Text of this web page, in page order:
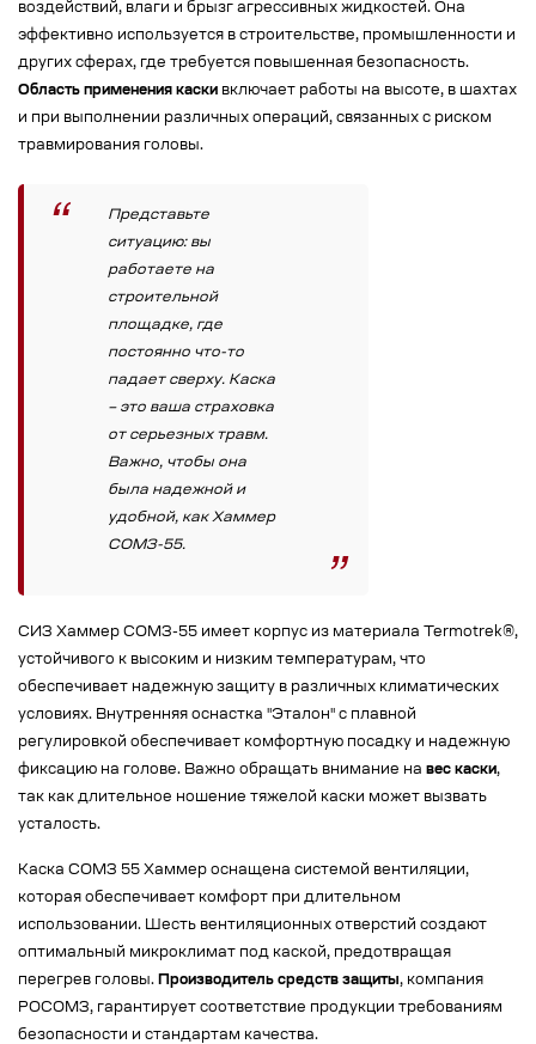
воздействий, влаги и брызг агрессивных жидкостей. Она
эффективно используется в строительстве, промышленности и
других сферах, где требуется повышенная безопасность.
Область применения каски включает работы на высоте, в шахтах
и при выполнении различных операций, связанных с риском
травмирования головы.
Представьте
ситуацию: вы
работаете на
строительной
площадке, где
постоянно что-то
падает сверху. Каска
– это ваша страховка
от серьезных травм.
Важно, чтобы она
была надежной и
удобной, как Хаммер
СОМЗ-55.
СИЗ Хаммер СОМЗ-55 имеет корпус из материала Termotrek®,
устойчивого к высоким и низким температурам, что
обеспечивает надежную защиту в различных климатических
условиях. Внутренняя оснастка "Эталон" с плавной
регулировкой обеспечивает комфортную посадку и надежную
фиксацию на голове. Важно обращать внимание на вес каски,
так как длительное ношение тяжелой каски может вызвать
усталость.
Каска СОМЗ 55 Хаммер оснащена системой вентиляции,
которая обеспечивает комфорт при длительном
использовании. Шесть вентиляционных отверстий создают
оптимальный микроклимат под каской, предотвращая
перегрев головы. Производитель средств защиты, компания
РОСОМЗ, гарантирует соответствие продукции требованиям
безопасности и стандартам качества.